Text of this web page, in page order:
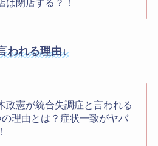
は閉店する？！
われる理由↓
政憲が統合失調症と言われる
理由とは？症状一致がヤバ